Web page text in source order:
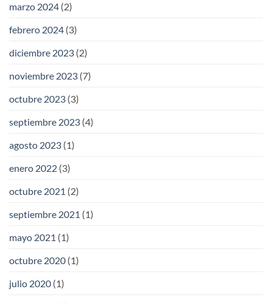
marzo 2024 (2)
febrero 2024 (3)
diciembre 2023 (2)
noviembre 2023 (7)
octubre 2023 (3)
septiembre 2023 (4)
agosto 2023 (1)
enero 2022 (3)
octubre 2021 (2)
septiembre 2021 (1)
mayo 2021 (1)
octubre 2020 (1)
julio 2020 (1)